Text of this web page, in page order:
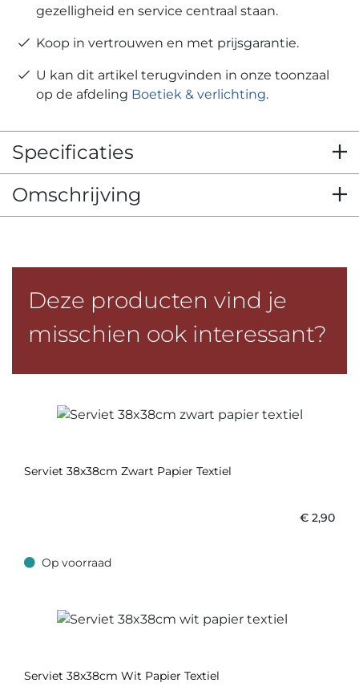
gezelligheid en service centraal staan.
Koop in vertrouwen en met prijsgarantie.
U kan dit artikel terugvinden in onze toonzaal
op de afdeling Boetiek & verlichting.
Specificaties
Omschrijving
Deze producten vind je
misschien ook interessant?
Serviet 38x38cm Zwart Papier Textiel
€ 2,90
Op voorraad
Op voorraad
Serviet 38x38cm Wit Papier Textiel